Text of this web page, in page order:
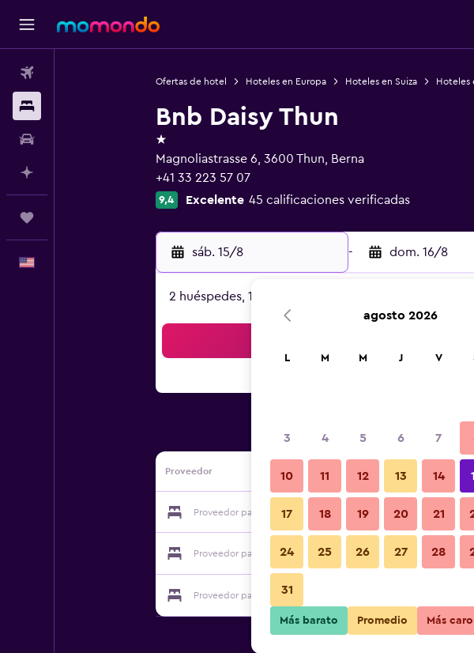
Ofertas de hotel Hoteles en Europa Hoteles en Suiza Hoteles
Bnb Daisy Thun
1 estrella
Magnoliastrasse 6, 3600 Thun, Berna
+41 33 223 57 07
9,4 Excelente 45 calificaciones verificadas
sáb. 15/8 - dom. 16/8
2 huéspedes, 1 habitación
Proveedor
Proveedor para Bnb Daisy Thun
Proveedor para Bnb Daisy Thun
Proveedor para Bnb Daisy Thun
agosto 2026
L M M J V
3 4 5 6 7
10 11 12 13 14
17 18 19 20 21
24 25 26 27 28
31
Más barato Promedio Más caro